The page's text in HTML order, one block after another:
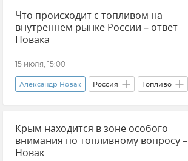
Что происходит с топливом на
внутреннем рынке России – ответ
Новака
15 июля, 15:00
Александр Новак Россия Топливо
Топливно-энергетический комплекс
Дизельное топливо
Крым находится в зоне особого
внимания по топливному вопросу –
Новак